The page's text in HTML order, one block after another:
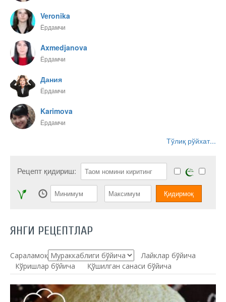
Veronika
Ёрдамчи
Axmedjanova
Ёрдамчи
Дания
Ёрдамчи
Karimova
Ёрдамчи
Тўлиқ рўйхат...
Рецепт қидириш:
ЯНГИ РЕЦЕПТЛАР
Сараламоқ:
Лайклар бўйича
Кўришлар бўйича
Қўшилган санаси бўйича